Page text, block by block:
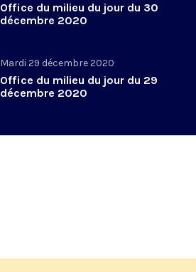
Office du milieu du jour du 30
décembre 2020
Mardi 29 décembre 2020
Office du milieu du jour du 29
décembre 2020